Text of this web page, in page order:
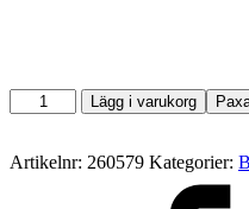
Time
Lägg i varukorg
Artikelnr: 260579 Kategorier: